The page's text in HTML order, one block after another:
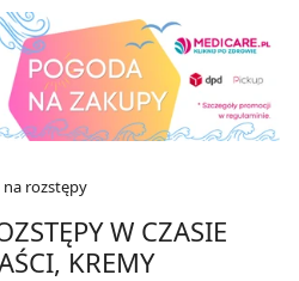
na rozstępy
W CZASIE
KREMY